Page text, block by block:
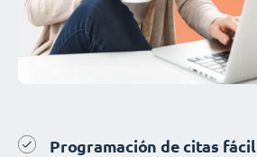
Programación de citas fácil